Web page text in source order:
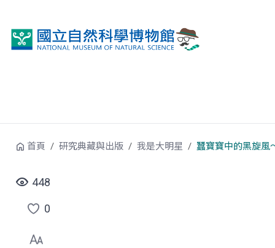
首頁 研究典藏與出版 我是大明星 蠶寶寶中的黑旋風
448
點
選
0